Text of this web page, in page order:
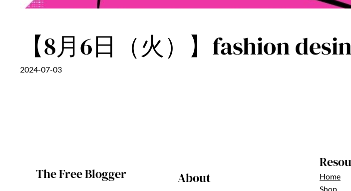
【8月6日（火）】fashion
2024-07-03
The Free Blogger About
Home
Shop